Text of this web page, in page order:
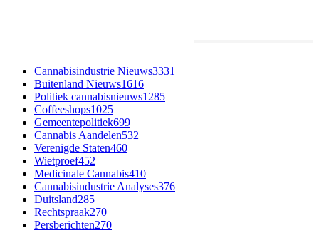
Cannabisindustrie Nieuws3331
Buitenland Nieuws1616
Politiek cannabisnieuws1285
Coffeeshops1025
Gemeentepolitiek699
Cannabis Aandelen532
Verenigde Staten460
Wietproef452
Medicinale Cannabis410
Cannabisindustrie Analyses376
Duitsland285
Rechtspraak270
Persberichten270